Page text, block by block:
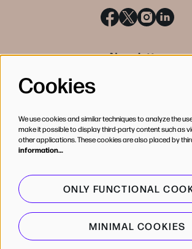
Newsletter
Cookies
We use cookies and similar techniques to analyze the
make it possible to display third-party content such as
other applications. These cookies are also placed by
information…
ONLY FUNCTIONAL
MINIMAL COOKIES